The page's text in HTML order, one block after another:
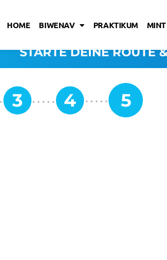
HOME BIWENAV PRAKTIKUM MINT
STARTE DEINE ROUTE